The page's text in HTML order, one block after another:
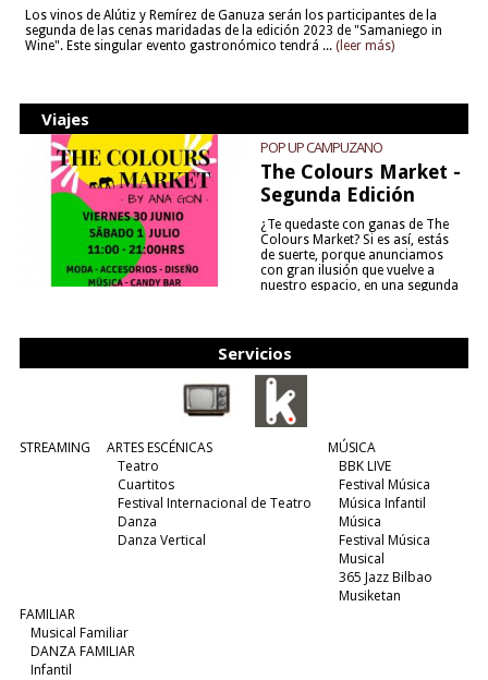
Los vinos de Alútiz y Remírez de Ganuza serán los participantes de la
segunda de las cenas maridadas de la edición 2023 de "Samaniego in
Wine". Este singular evento gastronómico tendrá ... (leer más)
Viajes
POP UP CAMPUZANO
The Colours Market -
Segunda Edición
¿Te quedaste con ganas de The
Colours Market? Si es así, estás
de suerte, porque anunciamos
con gran ilusión que vuelve a
nuestro espacio, en una segunda
Servicios
STREAMING
ARTES ESCÉNICAS
Teatro
Cuartitos
Festival Internacional de Teatro
Danza
Danza Vertical
MÚSICA
BBK LIVE
Festival Música
Música Infantil
Música
Festival Música
Musical
365 Jazz Bilbao
Musiketan
FAMILIAR
Musical Familiar
DANZA FAMILIAR
Infantil